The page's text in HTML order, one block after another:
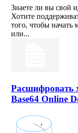
Знаете ли вы свой
Хотите
того, чтобы начать
или...
Расшифровать
Base64 Online